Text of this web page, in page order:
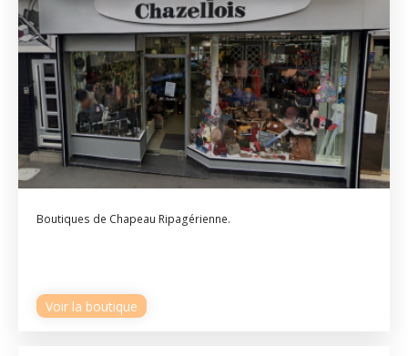
Boutiques de Chapeau Ripagérienne.
Voir la boutique